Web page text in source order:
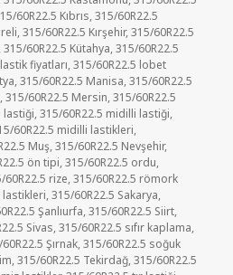
60R22.5 Kıbrıs ,315/60R22.5
,315/60R22.5 Kırşehir,315/60R22.5
,315/60R22.5 Kütahya ,315/60R22.5
fiyatları ,315/60R22.5 lobet
,315/60R22.5 Manisa ,315/60R22.5
,315/60R22.5 Mersin ,315/60R22.5
lastiği ,315/60R22.5 midilli lastiği
60R22.5 midilli lastikleri
Muş ,315/60R22.5 Nevşehir,
ön tipi ,315/60R22.5 ordu
60R22.5 rize ,315/60R22.5 römork
lastikleri ,315/60R22.5 Sakarya
Şanlıurfa ,315/60R22.5 Siirt
Sivas ,315/60R22.5 sıfır kaplama
Şırnak ,315/60R22.5 soğuk
,315/60R22.5 Tekirdağ ,315/60R22.5